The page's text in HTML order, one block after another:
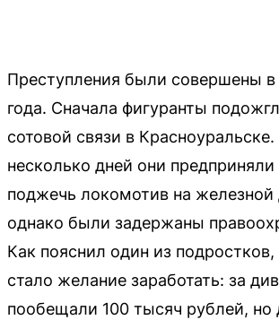
Преступления были совершены
года. Сначала фигуранты
сотовой связи в
несколько дней они
поджечь локомотив на железной
однако были задержаны
Как пояснил один из
стало желание заработать: за
пообещали 100 тысяч рублей, но